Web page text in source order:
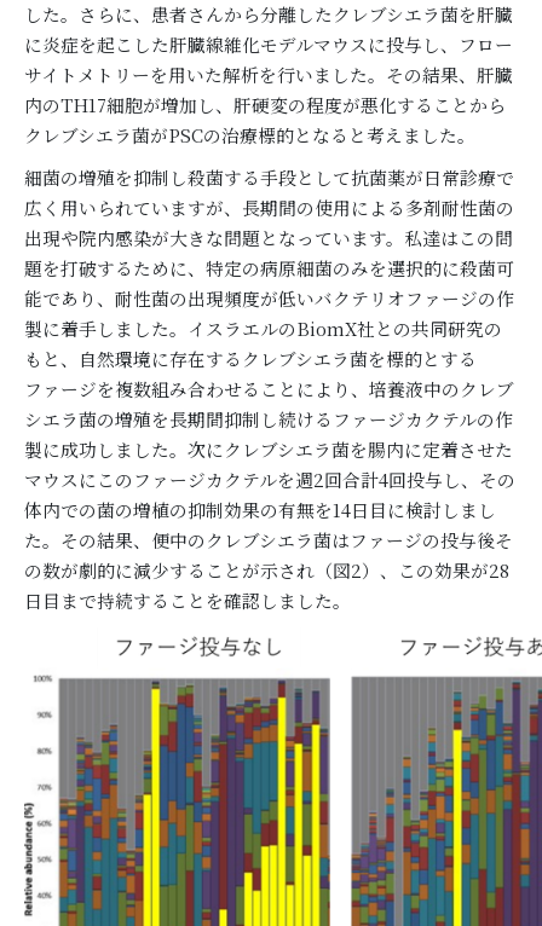
した。さらに、患者さんから分離したクレブシエラ菌を肝臓
に炎症を起こした肝臓線維化モデルマウスに投与し、フロー
サイトメトリーを用いた解析を行いました。その結果、肝臓
内のTH17細胞が増加し、肝硬変の程度が悪化することから
クレブシエラ菌がPSCの治療標的となると考えました。
細菌の増殖を抑制し殺菌する手段として抗菌薬が日常診療で
広く用いられていますが、長期間の使用による多剤耐性菌の
出現や院内感染が大きな問題となっています。私達はこの問
題を打破するために、特定の病原細菌のみを選択的に殺菌可
能であり、耐性菌の出現頻度が低いバクテリオファージの作
製に着手しました。イスラエルのBiomX社との共同研究の
もと、自然環境に存在するクレブシエラ菌を標的とする
ファージを複数組み合わせることにより、培養液中のクレブ
シエラ菌の増殖を長期間抑制し続けるファージカクテルの作
製に成功しました。次にクレブシエラ菌を腸内に定着させた
マウスにこのファージカクテルを週2回合計4回投与し、その
体内での菌の増植の抑制効果の有無を14日目に検討しまし
た。その結果、便中のクレブシエラ菌はファージの投与後そ
の数が劇的に減少することが示され（図2）、この効果が28
日目まで持続することを確認しました。